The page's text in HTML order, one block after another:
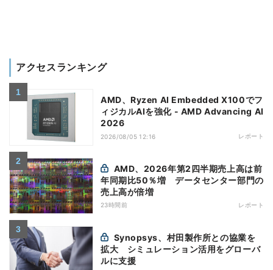
アクセスランキング
AMD、Ryzen AI Embedded X100でフ
ィジカルAIを強化 - AMD Advancing AI
2026
2026/08/05 12:16 レポート
年同期比50％増 データセンター部門の
売上高が倍増
23時間前 レポート
拡大 シミュレーション活用をグローバ
ルに支援